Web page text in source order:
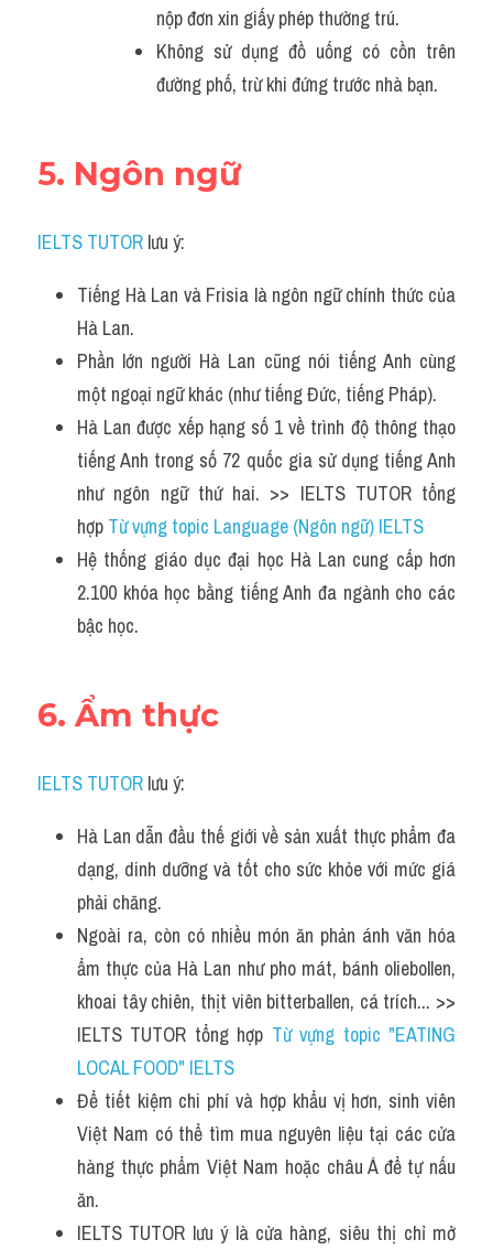
nộp đơn xin giấy phép thường trú.
Không sử dụng đồ uống có cồn trên
đường phố, trừ khi đứng trước nhà bạn.
5. Ngôn ngữ
IELTS TUTOR lưu ý:
Tiếng Hà Lan và Frisia là ngôn ngữ chính thức của
Hà Lan.
Phần lớn người Hà Lan cũng nói tiếng Anh cùng
một ngoại ngữ khác (như tiếng Đức, tiếng Pháp).
Hà Lan được xếp hạng số 1 về trình độ thông thạo
tiếng Anh trong số 72 quốc gia sử dụng tiếng Anh
như ngôn ngữ thứ hai. >> IELTS TUTOR tổng
hợp Từ vựng topic Language (Ngôn ngữ) IELTS
Hệ thống giáo dục đại học Hà Lan cung cấp hơn
2.100 khóa học bằng tiếng Anh đa ngành cho các
bậc học.
6. Ẩm thực
IELTS TUTOR lưu ý:
Hà Lan dẫn đầu thế giới về sản xuất thực phẩm đa
dạng, dinh dưỡng và tốt cho sức khỏe với mức giá
phải chăng.
Ngoài ra, còn có nhiều món ăn phản ánh văn hóa
ẩm thực của Hà Lan như pho mát, bánh oliebollen,
khoai tây chiên, thịt viên bitterballen, cá trích... >>
IELTS TUTOR tổng hợp Từ vựng topic "EATING
LOCAL FOOD" IELTS
Để tiết kiệm chi phí và hợp khẩu vị hơn, sinh viên
Việt Nam có thể tìm mua nguyên liệu tại các cửa
hàng thực phẩm Việt Nam hoặc châu Á để tự nấu
ăn.
IELTS TUTOR lưu ý là cửa hàng, siêu thị chỉ mở